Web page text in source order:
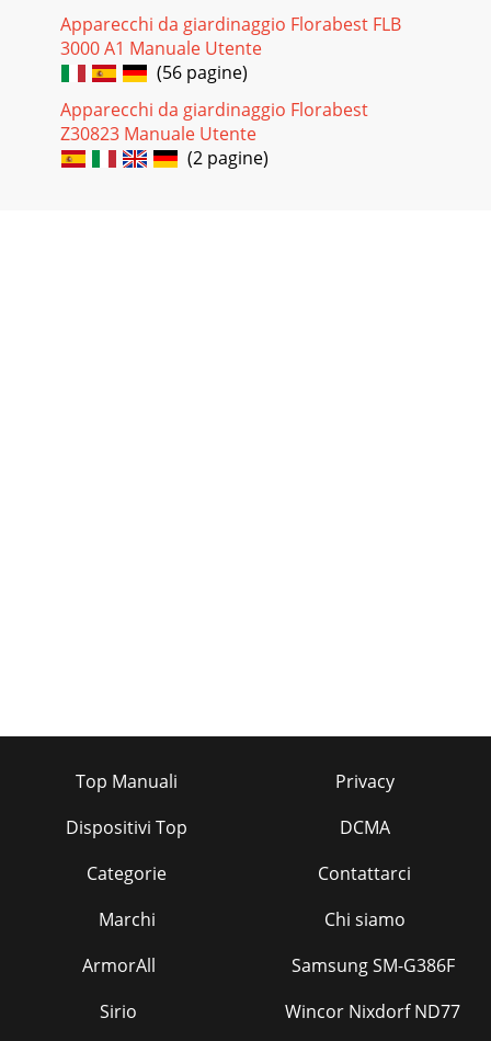
Apparecchi da giardinaggio Florabest FLB
3000 A1 Manuale Utente
(56 pagine)
Apparecchi da giardinaggio Florabest
Z30823 Manuale Utente
(2 pagine)
Top Manuali
Dispositivi Top
Categorie
Marchi
Privacy
DCMA
Contattarci
Chi siamo
ArmorAll
Sirio
Samsung SM-G386F
Wincor Nixdorf ND77